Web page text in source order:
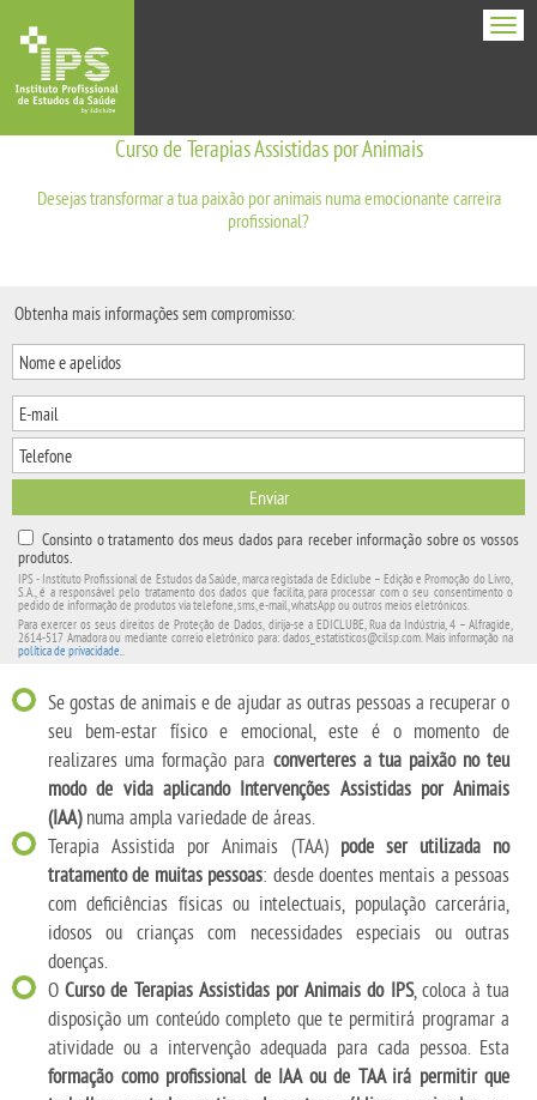
Menú
Curso de Terapias Assistidas por Animais
Desejas transformar a tua paixão por animais numa emocionante carreira
profissional?
Obtenha mais informações sem compromisso:
Enviar
Consinto o tratamento dos meus dados para receber informação sobre os vossos
produtos.
IPS - Instituto Profissional de Estudos da Saúde, marca registada de Ediclube – Edição e Promoção do Livro,
S.A., é a responsável pelo tratamento dos dados que facilita, para processar com o seu consentimento o
pedido de informação de produtos via telefone, sms, e-mail, whatsApp ou outros meios eletrónicos.
Para exercer os seus direitos de Proteção de Dados, dirija-se a EDICLUBE, Rua da Indústria, 4 – Alfragide,
2614-517 Amadora ou mediante correio eletrónico para: dados_estatisticos@cilsp.com. Mais informação na
política de privacidade..
Se gostas de animais e de ajudar as outras pessoas a recuperar o
seu bem-estar físico e emocional, este é o momento de
realizares uma formação para converteres a tua paixão no teu
modo de vida aplicando Intervenções Assistidas por Animais
(IAA)numa ampla variedade de áreas.
Terapia Assistida por Animais (TAA) pode ser utilizada no
tratamento de muitas pessoas: desde doentes mentais a pessoas
com deficiências físicas ou intelectuais, população carcerária,
idosos ou crianças com necessidades especiais ou outras
doenças.
OCurso de Terapias Assistidas por Animais do IPS, coloca à tua
disposição um conteúdo completo que te permitirá programar a
atividade ou a intervenção adequada para cada pessoa. Esta
formação como profissional de IAA ou de TAA irá permitir que